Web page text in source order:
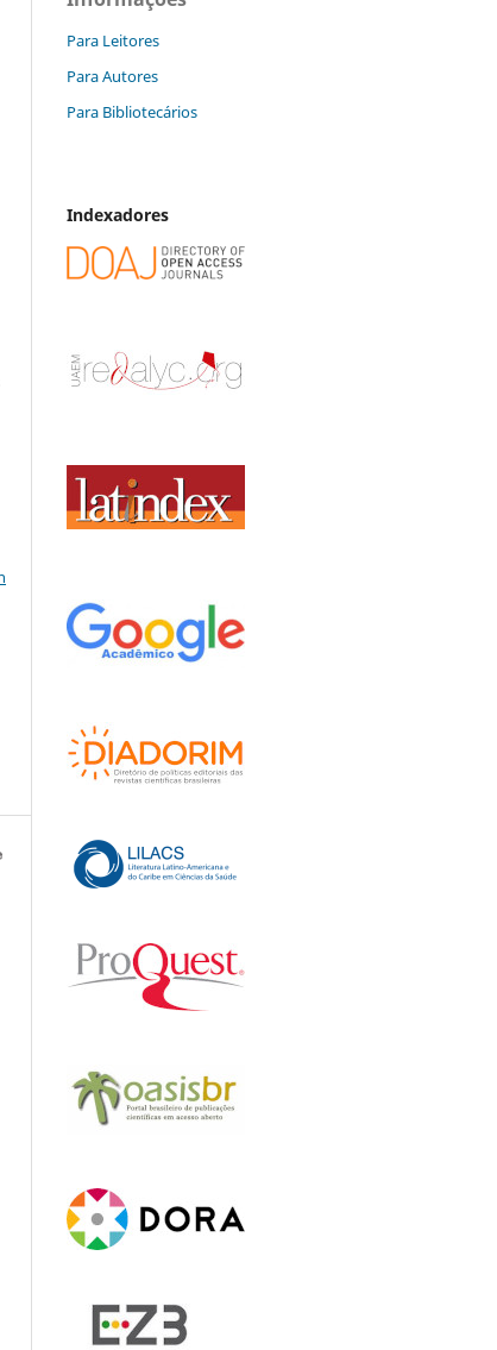
Para Leitores
Para Autores
Para Bibliotecários
Indexadores